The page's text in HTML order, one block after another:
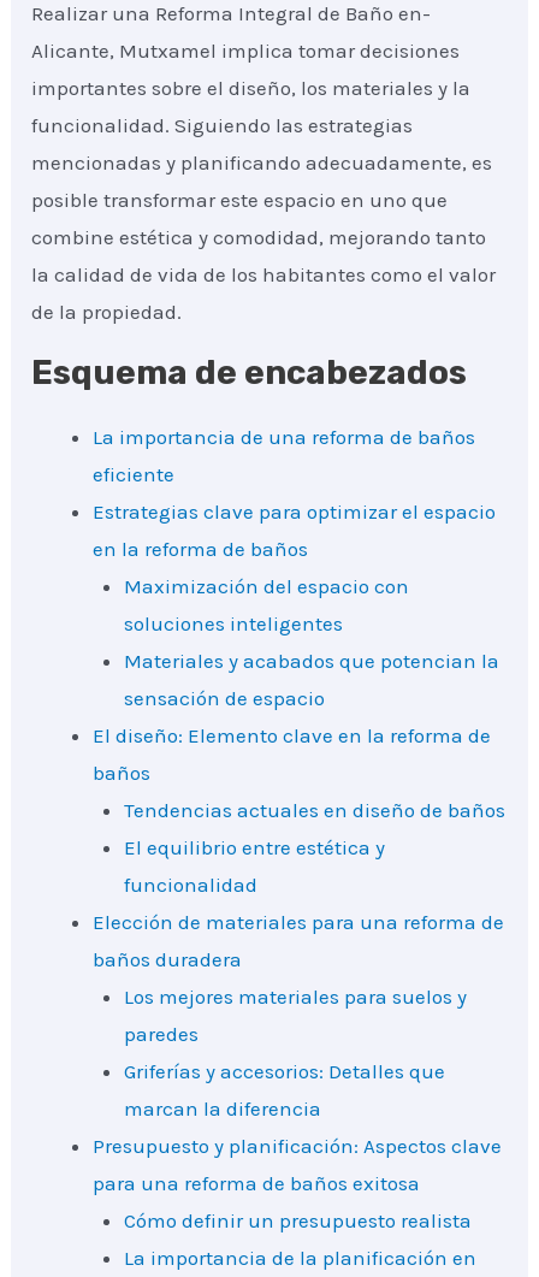
Realizar una Reforma Integral de Baño en-
Alicante, Mutxamel implica tomar decisiones
importantes sobre el diseño, los materiales y la
funcionalidad. Siguiendo las estrategias
mencionadas y planificando adecuadamente, es
posible transformar este espacio en uno que
combine estética y comodidad, mejorando tanto
la calidad de vida de los habitantes como el valor
de la propiedad.
Esquema de encabezados
La importancia de una reforma de baños
eficiente
Estrategias clave para optimizar el espacio
en la reforma de baños
Maximización del espacio con
soluciones inteligentes
Materiales y acabados que potencian la
sensación de espacio
El diseño: Elemento clave en la reforma de
baños
Tendencias actuales en diseño de baños
El equilibrio entre estética y
funcionalidad
Elección de materiales para una reforma de
baños duradera
Los mejores materiales para suelos y
paredes
Griferías y accesorios: Detalles que
marcan la diferencia
Presupuesto y planificación: Aspectos clave
para una reforma de baños exitosa
Cómo definir un presupuesto realista
La importancia de la planificación en